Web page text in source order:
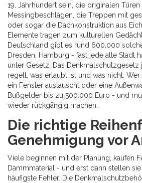
19. Jahrhundert sein, die originalen Türen
Messingbeschlägen, die Treppen mit
oder sogar die Dachkonstruktion aus
Elemente tragen zum kulturellen
Deutschland gibt es rund 600.000
Dresden, Hamburg - fast jede alte Stadt
unter Gesetz. Das Denkmalschutzgesetz
regelt, was erlaubt ist und was nicht.
ein Fenster austauscht oder eine
Bußgelder bis zu 500.000 Euro - und
wieder rückgängig machen.
Die richtige
Genehmigung vor
Viele beginnen mit der Planung, kaufen
Dämmmaterial - und erst dann stellen
häufigste Fehler. Die